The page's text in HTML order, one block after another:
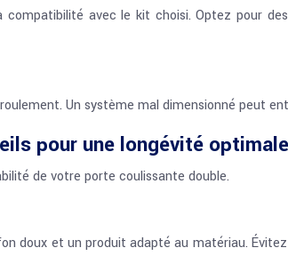
compatibilité avec le kit choisi. Optez pour
Un système mal dimensionné peut
pour une longévité optimale
de votre porte coulissante double.
doux et un produit adapté au matériau.